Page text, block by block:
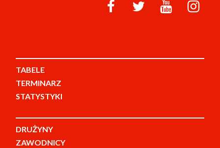
TABELE
TERMINARZ
STATYSTYKI
DRUŻYNY
ZAWODNICY